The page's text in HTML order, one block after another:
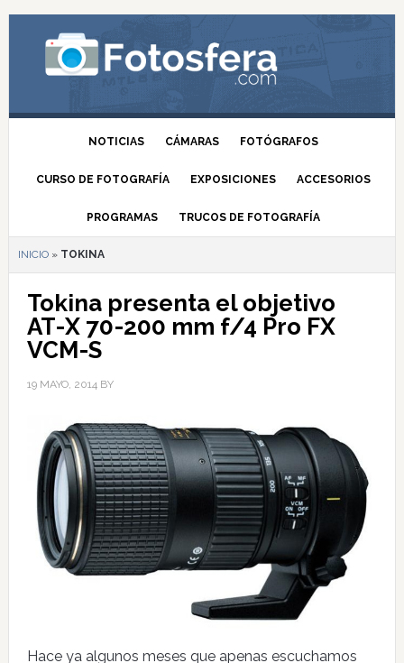
NOTICIAS CÁMARAS FOTÓGRAFOS
CURSO DE FOTOGRAFÍA EXPOSICIONES ACCESORIOS
PROGRAMAS TRUCOS DE FOTOGRAFÍA
INICIO» TOKINA
Tokina presenta el objetivo
AT-X 70-200 mm f/4 Pro FX
VCM-S
19 MAYO, 2014BY
Hace ya algunos meses que apenas escuchamos